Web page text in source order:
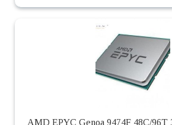
AMD EPYC Genoa 9474F 48C/96T